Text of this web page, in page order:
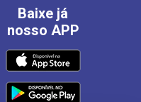
Baixe já
nosso APP